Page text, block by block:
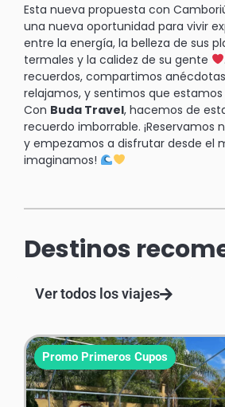
Esta nueva propuesta con
una nueva oportunidad para vivir
entre la energía, la belleza de sus
termales y la calidez de su gente
recuerdos, compartimos
relajamos, y sentimos que estamos
Con Buda Travel, hacemos de
recuerdo imborrable. ¡Reservamos
y empezamos a disfrutar desde el
imaginamos!
Destinos
Ver todos los viajes
Promo Primeros Cupos